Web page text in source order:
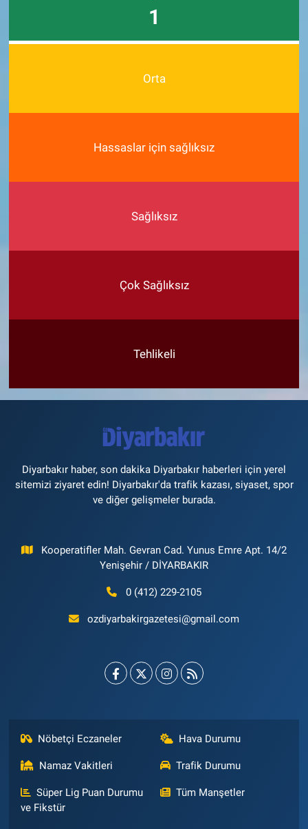
1
Orta
Hassaslar için sağlıksız
Sağlıksız
Çok Sağlıksız
Tehlikeli
Diyarbakır haber, son dakika Diyarbakır haberleri için yerel
sitemizi ziyaret edin! Diyarbakır'da trafik kazası, siyaset, spor
ve diğer gelişmeler burada.
Kooperatifler Mah. Gevran Cad. Yunus Emre Apt. 14/2
Yenişehir / DİYARBAKIR
0 (412) 229-2105
ozdiyarbakirgazetesi@gmail.com
Nöbetçi Eczaneler Hava Durumu
Namaz Vakitleri Trafik Durumu
Süper Lig Puan Durumu
ve Fikstür
Tüm Manşetler